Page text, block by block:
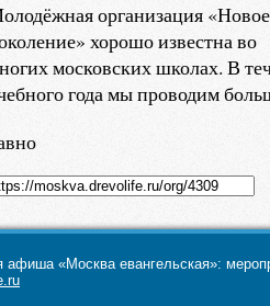
организация «Новое
хорошо известна во
московских школах. В
года мы проводим
встречи,
культпоходы и
самым успешным
поколения» можно
выезд по совершенствованию
английского языка,
«Москва евангельская»: